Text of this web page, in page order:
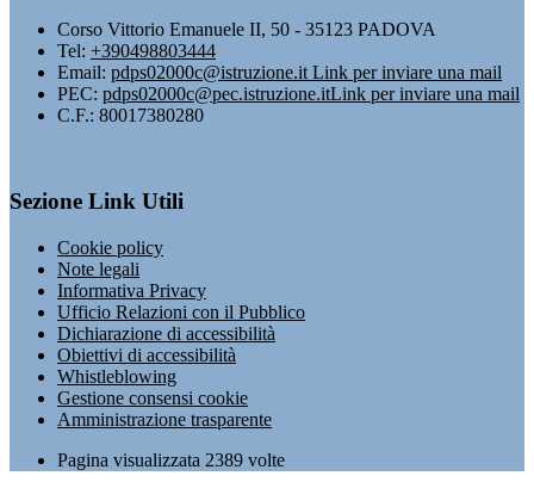
Corso Vittorio Emanuele II, 50 - 35123 PADOVA
Tel: +390498803444
Email: pdps02000c@istruzione.it Link per inviare una mail
PEC: pdps02000c@pec.istruzione.itLink per inviare una mail
C.F.: 80017380280
Sezione Link Utili
Cookie policy
Note legali
Informativa Privacy
Ufficio Relazioni con il Pubblico
Dichiarazione di accessibilità
Obiettivi di accessibilità
Whistleblowing
Gestione consensi cookie
Amministrazione trasparente
Pagina visualizzata 2389 volte